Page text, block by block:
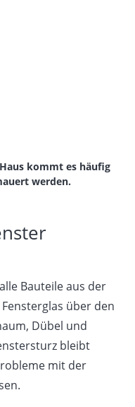
kommt es häufig
werden.
Bauteile aus der
über den
Dübel und
bleibt
mit der